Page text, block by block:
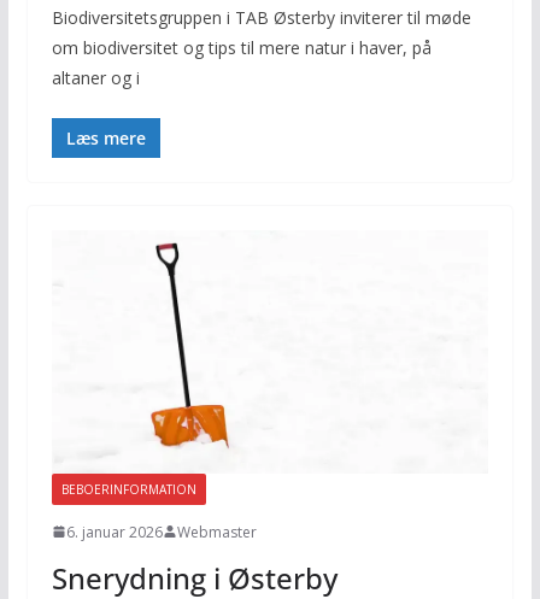
Biodiversitetsgruppen i TAB Østerby inviterer til møde
om biodiversitet og tips til mere natur i haver, på
altaner og i
Læs mere
BEBOERINFORMATION
6. januar 2026 Webmaster
Snerydning i Østerby